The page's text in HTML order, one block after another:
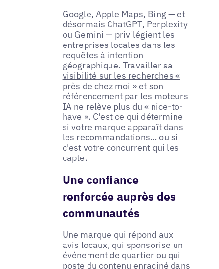
Google, Apple Maps, Bing — et
désormais ChatGPT, Perplexity
ou Gemini — privilégient les
entreprises locales dans les
requêtes à intention
géographique. Travailler sa
visibilité sur les recherches «
près de chez moi »et son
référencement par les moteurs
IA ne relève plus du « nice-to-
have ». C'est ce qui détermine
si votre marque apparaît dans
les recommandations… ou si
c'est votre concurrent qui les
capte.
Une confiance
renforcée auprès des
communautés
Une marque qui répond aux
avis locaux, qui sponsorise un
événement de quartier ou qui
poste du contenu enraciné dans